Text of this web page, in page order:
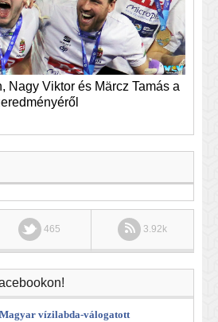
Nagy Viktor és Märcz Tamás a
465 3.92k
vízilabda-válogatott